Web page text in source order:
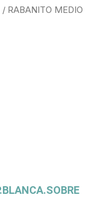
/ RABANITO MEDIO